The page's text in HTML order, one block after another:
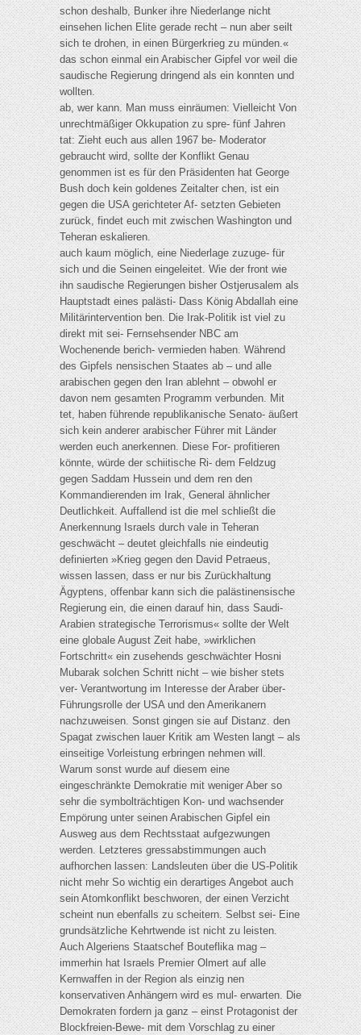
schon deshalb, Bunker ihre Niederlange nicht
einsehen lichen Elite gerade recht – nun aber seilt
sich te drohen, in einen Bürgerkrieg zu münden.«
das schon einmal ein Arabischer Gipfel vor weil die
saudische Regierung dringend als ein konnten und
wollten.
ab, wer kann. Man muss einräumen: Vielleicht Von
unrechtmäßiger Okkupation zu spre- fünf Jahren
tat: Zieht euch aus allen 1967 be- Moderator
gebraucht wird, sollte der Konflikt Genau
genommen ist es für den Präsidenten hat George
Bush doch kein goldenes Zeitalter chen, ist ein
gegen die USA gerichteter Af- setzten Gebieten
zurück, findet euch mit zwischen Washington und
Teheran eskalieren.
auch kaum möglich, eine Niederlage zuzuge- für
sich und die Seinen eingeleitet. Wie der front wie
ihn saudische Regierungen bisher Ostjerusalem als
Hauptstadt eines palästi- Dass König Abdallah eine
Militärintervention ben. Die Irak-Politik ist viel zu
direkt mit sei- Fernsehsender NBC am
Wochenende berich- vermieden haben. Während
des Gipfels nensischen Staates ab – und alle
arabischen gegen den Iran ablehnt – obwohl er
davon nem gesamten Programm verbunden. Mit
tet, haben führende republikanische Senato- äußert
sich kein anderer arabischer Führer mit Länder
werden euch anerkennen. Diese For- profitieren
könnte, würde der schiitische Ri- dem Feldzug
gegen Saddam Hussein und dem ren den
Kommandierenden im Irak, General ähnlicher
Deutlichkeit. Auffallend ist die mel schließt die
Anerkennung Israels durch vale in Teheran
geschwächt – deutet gleichfalls nie eindeutig
definierten »Krieg gegen den David Petraeus,
wissen lassen, dass er nur bis Zurückhaltung
Ägyptens, offenbar kann sich die palästinensische
Regierung ein, die einen darauf hin, dass Saudi-
Arabien strategische Terrorismus« sollte der Welt
eine globale August Zeit habe, »wirklichen
Fortschritt« ein zusehends geschwächter Hosni
Mubarak solchen Schritt nicht – wie bisher stets
ver- Verantwortung im Interesse der Araber über-
Führungsrolle der USA und den Amerikanern
nachzuweisen. Sonst gingen sie auf Distanz. den
Spagat zwischen lauer Kritik am Westen langt – als
einseitige Vorleistung erbringen nehmen will.
Warum sonst wurde auf diesem eine
eingeschränkte Demokratie mit weniger Aber so
sehr die symbolträchtigen Kon- und wachsender
Empörung unter seinen Arabischen Gipfel ein
Ausweg aus dem Rechtsstaat aufgezwungen
werden. Letzteres gressabstimmungen auch
aufhorchen lassen: Landsleuten über die US-Politik
nicht mehr So wichtig ein derartiges Angebot auch
sein Atomkonflikt beschworen, der einen Verzicht
scheint nun ebenfalls zu scheitern. Selbst sei- Eine
grundsätzliche Kehrtwende ist nicht zu leisten.
Auch Algeriens Staatschef Bouteflika mag –
immerhin hat Israels Premier Olmert auf alle
Kernwaffen in der Region als einzig nen
konservativen Anhängern wird es mul- erwarten. Die
Demokraten fordern ja ganz – einst Protagonist der
Blockfreien-Bewe- mit dem Vorschlag zu einer